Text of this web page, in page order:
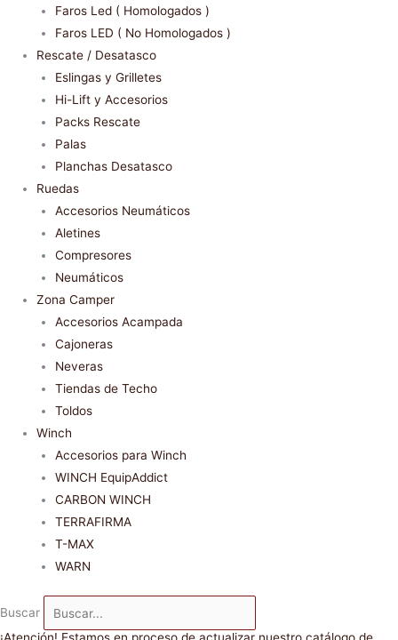
Faros Led ( Homologados )
Faros LED ( No Homologados )
Rescate / Desatasco
Eslingas y Grilletes
Hi-Lift y Accesorios
Packs Rescate
Palas
Planchas Desatasco
Ruedas
Accesorios Neumáticos
Aletines
Compresores
Neumáticos
Zona Camper
Accesorios Acampada
Cajoneras
Neveras
Tiendas de Techo
Toldos
Winch
Accesorios para Winch
WINCH EquipAddict
CARBON WINCH
TERRAFIRMA
T-MAX
WARN
Buscar